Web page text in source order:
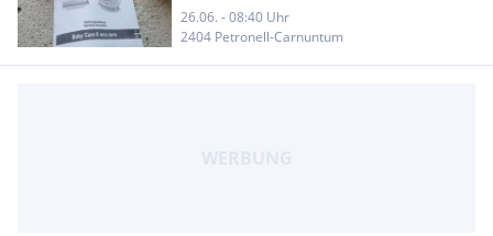
26.06. - 08:40 Uhr
2404 Petronell-Carnuntum